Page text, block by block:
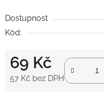
Dostupnost
Kód:
69 Kč
57 Kč bez DPH